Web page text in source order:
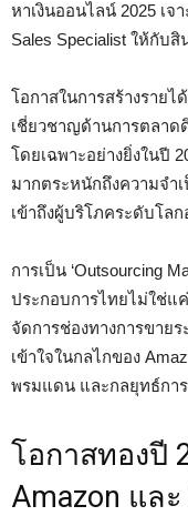
หาเงินออนไลน์ 2025 เจ
Sales Specialist ให้กับ
โอกาสในการสร้างราย
เชี่ยวชาญด้านการตลา
โดยเฉพาะอย่างยิ่งในปี
มากตระหนักถึงความจำ
เข้าถึงผู้บริโภคระดับโลก
การเป็น ‘Outsourcing
ประกอบการไทยไม่ใช่แ
จัดการช่องทางการขาย
เข้าใจในกลไกของ
พรมแดน และกลยุทธ์กา
โอกาสทองปี
Amazon และ